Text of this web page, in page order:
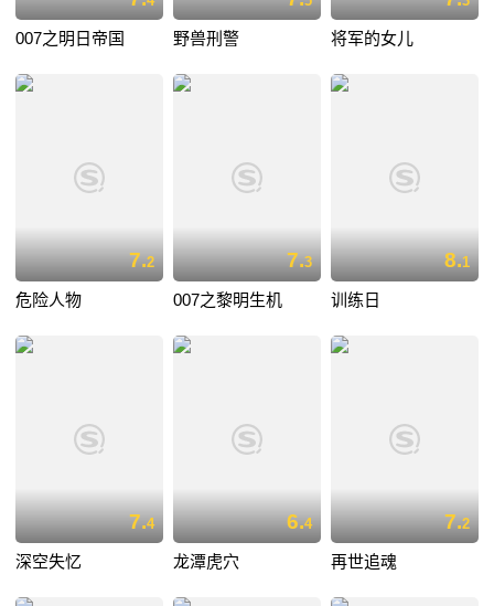
007之明日帝国 野兽刑警 将军的女儿
7.2
危险人物
7.3
007之黎明生机
8.1
训练日
7.4
深空失忆
6.4
龙潭虎穴
7.2
再世追魂